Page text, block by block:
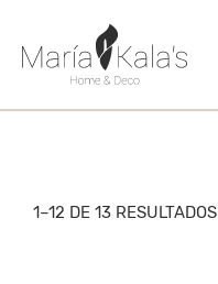
1–12 DE 13 RESULTADOS